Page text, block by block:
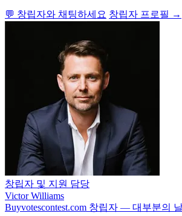
💬 창립자와 채팅하세요 창립자 프로필 →
창립자 및 지원 담당
Victor Williams
Buyvotescontest.com 창립자 — 대부분의